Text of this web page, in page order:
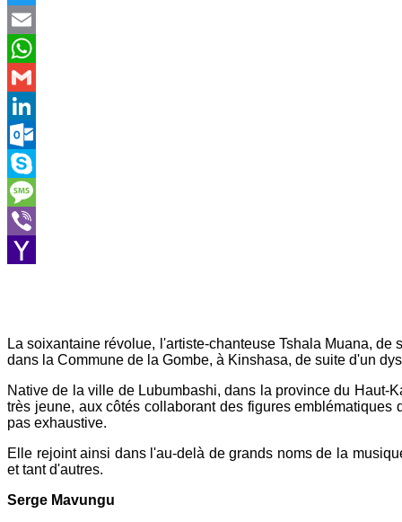
Twitter
Email
WhatsApp
Gmail
LinkedIn
Outlook.com
Skype
Message
Viber
La soixantaine révolue, l'artiste-chanteuse Tshala Muana,
dans la Commune de la Gombe, à Kinshasa, de suite d'un
Native de la ville de Lubumbashi, dans la province du Haut-
très jeune, aux côtés collaborant des figures
pas exhaustive.
Elle rejoint ainsi dans l'au-delà de grands noms de la
et tant d'autres.
Serge Mavungu